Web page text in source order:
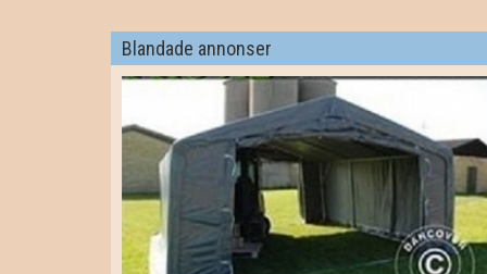
Blandade annonser